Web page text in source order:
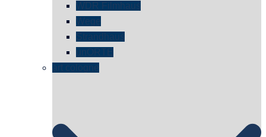
WDR Filmhaus
Wege
Strandhaus
unORTE
art cologne